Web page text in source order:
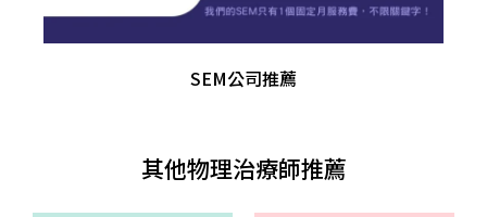
SEM公司推薦
其他物理治療師推薦